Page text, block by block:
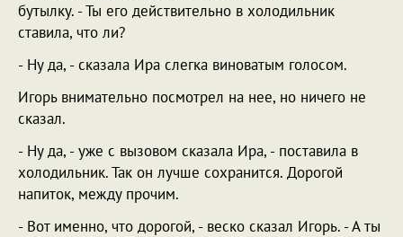
бутылку. - Ты его действительно в холодильник
ставила, что ли?
- Ну да, - сказала Ира слегка виноватым голосом.
Игорь внимательно посмотрел на нее, но ничего не
сказал.
- Ну да, - уже с вызовом сказала Ира, - поставила в
холодильник. Так он лучше сохранится. Дорогой
напиток, между прочим.
- Вот именно, что дорогой, - веско сказал Игорь. - А ты